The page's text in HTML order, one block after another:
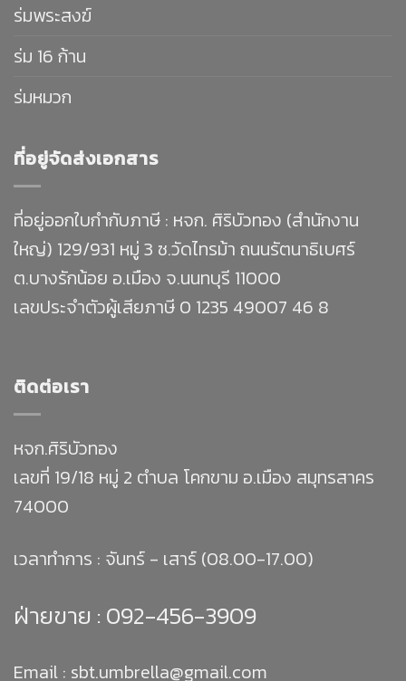
ร่มพระสงฆ์
ร่ม 16 ก้าน
ร่มหมวก
ที่อยู่จัดส่งเอกสาร
ที่อยู่ออกใบกำกับภาษี : หจก. ศิริบัวทอง (สำนักงาน
ใหญ่) 129/931 หมู่ 3 ซ.วัดไทรม้า ถนนรัตนาธิเบศร์
ต.บางรักน้อย อ.เมือง จ.นนทบุรี 11000
เลขประจำตัวผู้เสียภาษี 0 1235 49007 46 8
ติดต่อเรา
หจก.ศิริบัวทอง
เลขที่ 19/18 หมู่ 2 ตำบล โคกขาม อ.เมือง สมุทรสาคร
74000
เวลาทำการ : จันทร์ - เสาร์ (08.00-17.00)
ฝ่ายขาย : 092-456-3909
Email : sbt.umbrella@gmail.com